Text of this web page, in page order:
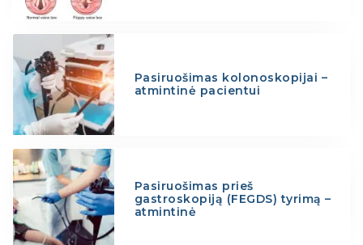
Pasiruošimas kolonoskopijai –
atmintinė pacientui
Pasiruošimas prieš
gastroskopiją (FEGDS) tyrimą –
atmintinė